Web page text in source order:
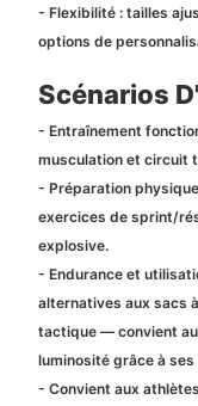
- Flexibilité : tailles
options de
Scénarios
- Entraînement
musculation et circuit
- Préparation
exercices de sprint/
explosive.
- Endurance et
alternatives aux sacs
tactique — convient
luminosité grâce à
- Convient aux